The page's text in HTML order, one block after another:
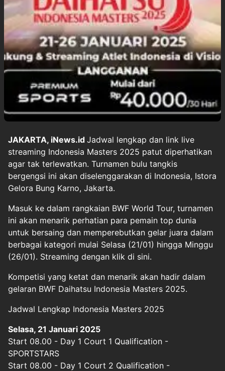
JAKARTA, iNews.id Jadwal lengkap dan link live
streaming Indonesia Masters 2025 patut diperhatikan
agar tak terlewatkan. Turnamen bulu tangkis
bergengsi ini akan diselenggarakan di Indonesia, Istora
Gelora Bung Karno, Jakarta.
Masuk ke dalam rangkaian BWF World Tour, turnamen
ini akan menarik perhatian para pemain top dunia
untuk bersaing dan memperebutkan gelar juara dalam
berbagai kategori mulai Selasa (21/01) hingga Minggu
(26/01). Streaming dengan klik di sini.
Kompetisi yang ketat dan menarik akan hadir dalam
gelaran BWF Daihatsu Indonesia Masters 2025.
Jadwal Lengkap Indonesia Masters 2025
Selasa, 21 Januari 2025
Start 08.00 - Day 1 Court 1 Qualification -
SPORTSTARS
Start 08.00 - Day 1 Court 2 Qualification -